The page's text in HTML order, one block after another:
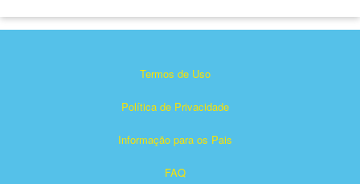
Termos de Uso
Política de Privacidade
Informação para os Pais
FAQ